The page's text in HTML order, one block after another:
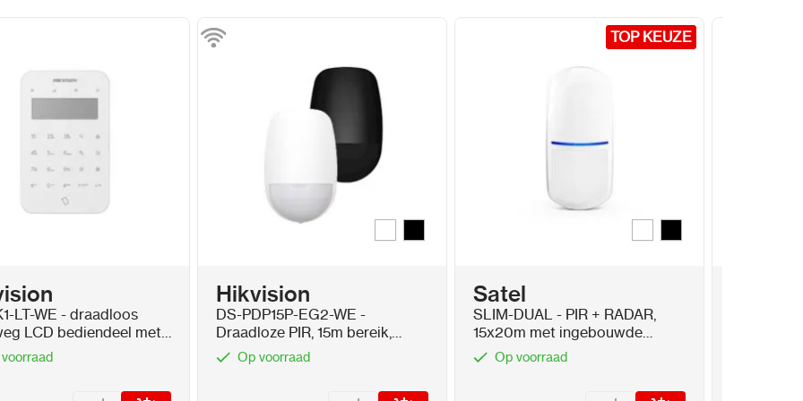
LT-WE - draadloos
LCD bediendeel met
Kleur
Hikvision
DS-PDP15P-EG2-WE -
Draadloze PIR, 15m bereik,
huisdier vriendelijk tot 30kg
Op voorraad
TOP KEUZE
TOP KEUZE
Kleur
Satel
SLIM-DUAL - PIR + RADAR,
15x20m met ingebouwde
weerstanden
Op voorraad